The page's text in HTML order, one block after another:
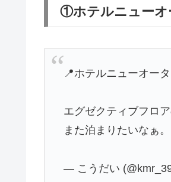
①ホテルニューオ
📍ホテルニューオー
エグゼクティブフロ
また泊まりたいなぁ。
— こうだい